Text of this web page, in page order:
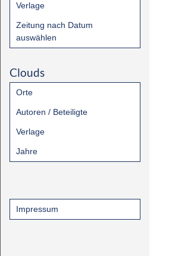
Verlage
Zeitung nach Datum
auswählen
Clouds
Orte
Autoren / Beteiligte
Verlage
Jahre
Impressum